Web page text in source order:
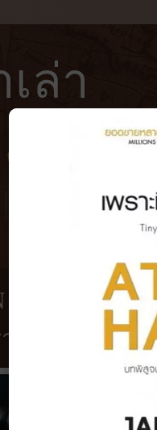
ล่า
คาเฟ่
OF
ถูกผีสิง